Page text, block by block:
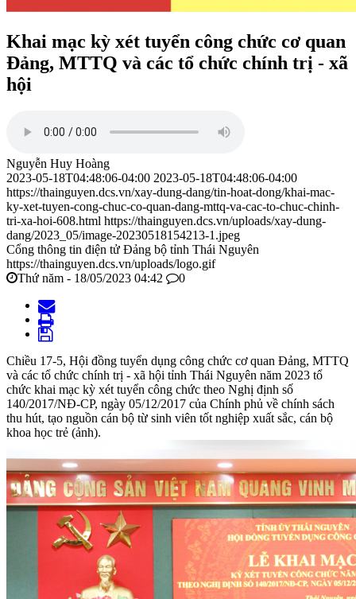
Khai mạc kỳ xét tuyển công chức cơ quan
Đảng, MTTQ và các tổ chức chính trị - xã
hội
Nguyễn Huy Hoàng
2023-05-18T04:48:06-04:00 2023-05-18T04:48:06-04:00
https://thainguyen.dcs.vn/xay-dung-dang/tin-hoat-dong/khai-mac-
ky-xet-tuyen-cong-chuc-co-quan-dang-mttq-va-cac-to-chuc-chinh-
tri-xa-hoi-608.html https://thainguyen.dcs.vn/uploads/xay-dung-
dang/2023_05/image-20230518154213-1.jpeg
Cổng thông tin điện tử Đảng bộ tỉnh Thái Nguyên
https://thainguyen.dcs.vn/uploads/logo.gif
Thứ năm - 18/05/2023 04:42
0
Chiều 17-5, Hội đồng tuyển dụng công chức cơ quan Đảng, MTTQ
và các tổ chức chính trị - xã hội tỉnh Thái Nguyên năm 2023 tổ
chức khai mạc kỳ xét tuyển công chức theo Nghị định số
140/2017/NĐ-CP, ngày 05/12/2017 của Chính phủ về chính sách
thu hút, tạo nguồn cán bộ từ sinh viên tốt nghiệp xuất sắc, cán bộ
khoa học trẻ (ảnh).